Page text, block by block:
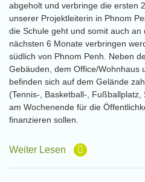
abgeholt und verbringe die ersten
unserer Projektleiterin in Phnom
die Schule geht und somit auch an
nächsten 6 Monate verbringen
südlich von Phnom Penh. Neben
Gebäuden, dem Office/Wohnhaus
befinden sich auf dem Gelände
(Tennis-, Basketball-, Fußballplatz,
am Wochenende für die
finanzieren sollen.
Weiter Lesen